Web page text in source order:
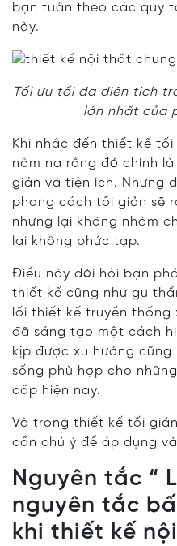
bạn tuân theo các quy
này.
Tối ưu tối đa diện tích
lớn nhất của
Khi nhắc đến thiết kế
nôm na rằng đó chính
giản và tiện ích. Nhưng
phong cách tối giản sẽ
nhưng lại không nhàm
lại không phức tạp.
Điều này đòi hỏi bạn
thiết kế cũng như gu
lối thiết kế truyền thống
đã sáng tạo một cách
kịp được xu hướng
sống phù hợp cho
cấp hiện nay.
Và trong thiết kế tối
cần chú ý để áp dụng
Nguyên tắc “
nguyên tắc
khi thiết kế